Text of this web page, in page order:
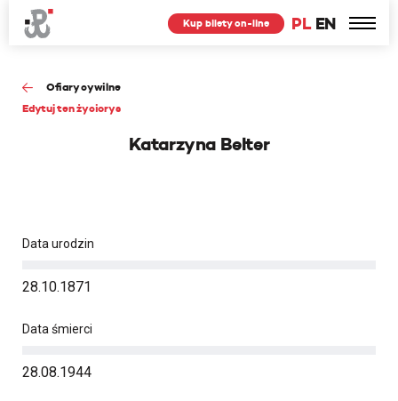
PL EN
Kup bilety on-line
Ofiary cywilne
Edytuj ten życiorys
Katarzyna Belter
Data urodzin
28.10.1871
Data śmierci
28.08.1944